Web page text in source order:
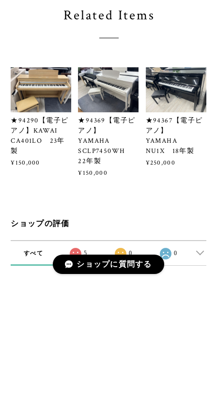
Related Items
★94290【電子ピ
アノ】KAWAI
CA401LO 23年
製
¥150,000
★94369【電子ピ
アノ】
YAMAHA
SCLP7450WH
22年製
¥150,000
★94367【電子ピ
アノ】
YAMAHA
NU1X 18年製
¥250,000
ショップの評価
すべて 5 0 0
ショップに質問する